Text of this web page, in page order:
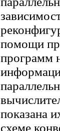
помощи
программ
показана
схеме